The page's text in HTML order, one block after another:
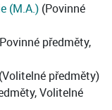
(M.A.) (Povinné
předměty,
(Volitelné předměty)
Volitelné